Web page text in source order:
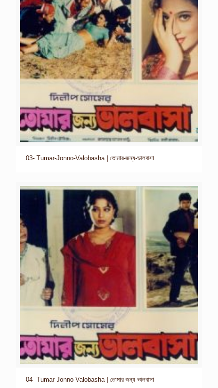
03- Tumar-Jonno-Valobasha | তোমার-জন্য-ভালবাসা
04- Tumar-Jonno-Valobasha | তোমার-জন্য-ভালবাসা